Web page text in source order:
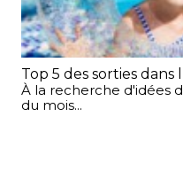
Top 5 des sorties dans
À la recherche d'idées
du mois...